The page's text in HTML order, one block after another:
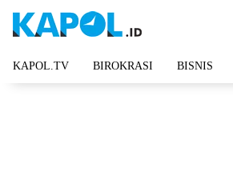
KAPOL.TV BIROKRASI BISNIS